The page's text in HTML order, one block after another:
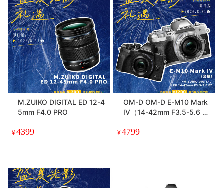
M.ZUIKO DIGITAL ED 12-4
5mm F4.0 PRO
¥4399
OM-D OM-D E-M10 Mark
IV（14-42mm F3.5-5.6 E
¥4799